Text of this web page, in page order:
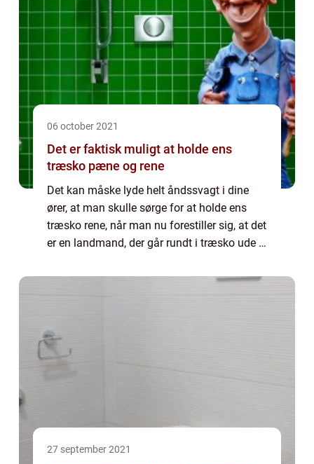
06 october 2021
Det er faktisk muligt at holde ens
træsko pæne og rene
Det kan måske lyde helt åndssvagt i dine
ører, at man skulle sørge for at holde ens
træsko rene, når man nu forestiller sig, at det
er en landmand, der går rundt i træsko ude i
lugter, så der ingen grund er ti...
27 september 2021